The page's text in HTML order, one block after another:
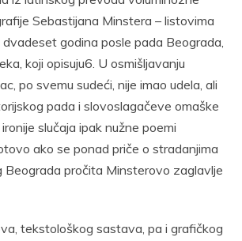
Sebastijana Minstera – listovima
godina posle pada Beograda,
koji opisuju6. U osmišljavanju
po svemu sudeći, nije imao udela, ali
pada i slovoslagačeve omaške
slučaja ipak nužne poemi
ako se ponad priče o stradanjima
Beograda pročita Minsterovo zaglavlje
tekstološkog sastava, pa i grafičkog